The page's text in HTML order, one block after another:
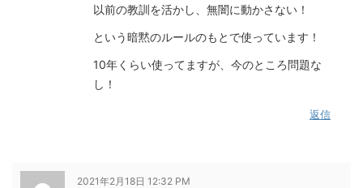
以前の教訓を活かし、無闇に動かさない！
という暗黙のルールのもとで使っています！
10年くらい使ってますが、今のところ問題な
し！
返信
2021年2月18日 12:32 PM